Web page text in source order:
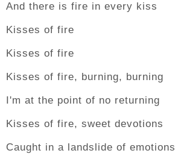
And there is fire in every kiss
Kisses of fire
Kisses of fire
Kisses of fire, burning, burning
I'm at the point of no returning
Kisses of fire, sweet devotions
Caught in a landslide of emotions